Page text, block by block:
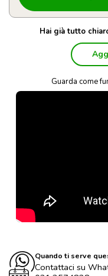
Hai già tutto
Guarda come
Quando ti serve
Contattaci su